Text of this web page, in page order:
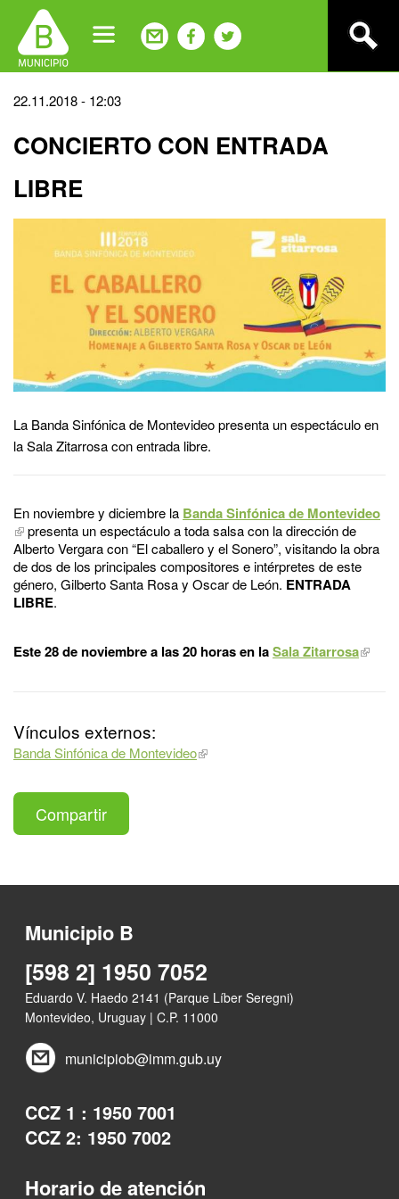
navigation
Back
top
22.11.2018 - 12:03
CONCIERTO CON ENTRADA
LIBRE
La Banda Sinfónica de Montevideo presenta un espectáculo en
la Sala Zitarrosa con entrada libre.
En noviembre y diciembre la Banda Sinfónica de Montevideo
presenta un espectáculo a toda salsa con la dirección de
Alberto Vergara con “El caballero y el Sonero”, visitando la obra
de dos de los principales compositores e intérpretes de este
género, Gilberto Santa Rosa y Oscar de León. ENTRADA
LIBRE.
Este 28 de noviembre a las 20 horas en laSala Zitarrosa
Vínculos externos:
Banda Sinfónica de Montevideo
Compartir
Municipio B
[598 2] 1950 7052
Eduardo V. Haedo 2141 (Parque Líber Seregni)
Montevideo, Uruguay | C.P. 11000
municipiob@imm.gub.uy
CCZ 1 : 1950 7001
CCZ 2: 1950 7002
Horario de atención